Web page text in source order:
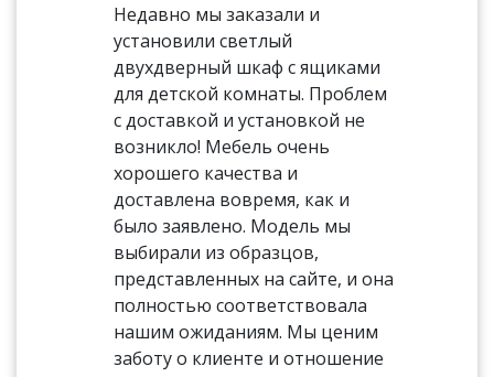
Недавно мы заказали и
установили светлый
двухдверный шкаф с ящиками
для детской комнаты. Проблем
с доставкой и установкой не
возникло! Мебель очень
хорошего качества и
доставлена вовремя, как и
было заявлено. Модель мы
выбирали из образцов,
представленных на сайте, и она
полностью соответствовала
нашим ожиданиям. Мы ценим
заботу о клиенте и отношение